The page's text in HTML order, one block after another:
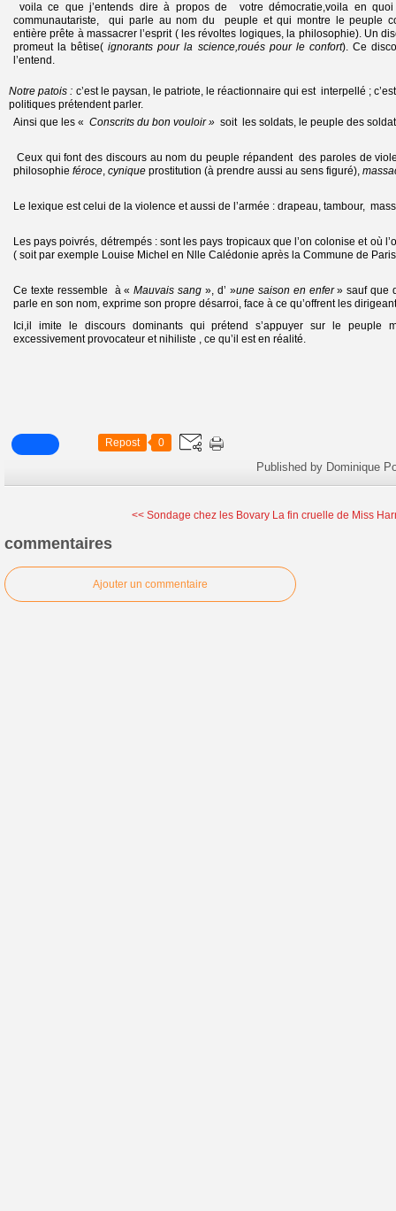
voila ce que j’entends dire à propos de votre démocratie,voila en
communautariste, qui parle au nom du peuple et qui montre le peuple
entière prête à massacrer l’esprit ( les révoltes logiques, la philosophie). Un
promeut la bêtise(ignorants pour la science,roués pour le confort). Ce
l’entend.
Notre patois : c’est le paysan, le patriote, le réactionnaire qui est interpellé ;
politiques prétendent parler.
Ainsi que les « Conscrits du bon vouloir » soit les soldats, le peuple des
Ceux qui font des discours au nom du peuple répandent des paroles de
philosophie féroce, cynique prostitution (à prendre aussi au sens figuré),
Le lexique est celui de la violence et aussi de l’armée : drapeau, tambour,
Les pays poivrés, détrempés : sont les pays tropicaux que l’on colonise et où
( soit par exemple Louise Michel en Nlle Calédonie après la Commune de
Ce texte ressemble à «Mauvais sang », d’ »une saison en enfer» sauf que
parle en son nom, exprime son propre désarroi, face à ce qu’offrent les
Ici,il imite le discours dominants qui prétend s’appuyer sur le peuple
excessivement provocateur et nihiliste , ce qu’il est en réalité.
Repost 0
Published by Dominique
<< Sondage chez les Bovary La fin cruelle de Miss
commentaires
Ajouter un commentaire